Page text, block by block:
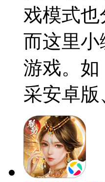
戏模式
而这里
游戏。
采安卓